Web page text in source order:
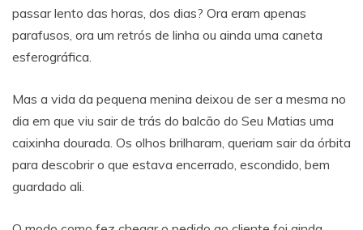
passar lento das horas, dos dias? Ora eram apenas
parafusos, ora um retrós de linha ou ainda uma caneta
esferográfica.
Mas a vida da pequena menina deixou de ser a mesma no
dia em que viu sair de trás do balcão do Seu Matias uma
caixinha dourada. Os olhos brilharam, queriam sair da órbita
para descobrir o que estava encerrado, escondido, bem
guardado ali.